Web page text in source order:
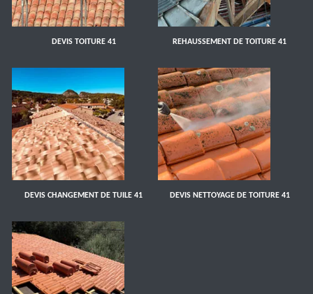
DEVIS TOITURE 41 REHAUSSEMENT DE TOITURE 41
DEVIS CHANGEMENT DE TUILE 41 DEVIS NETTOYAGE DE TOITURE 41